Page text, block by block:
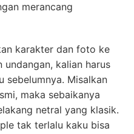
merancang
karakter dan foto ke
kalian harus
sebelumnya. Misalkan
maka sebaikanya
netral yang klasik.
tak terlalu kaku bisa